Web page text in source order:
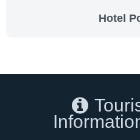
Hotel